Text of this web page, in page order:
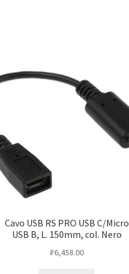
Cavo USB RS PRO USB C/Micro
USB B, L. 150mm, col. Nero
₽6,458.00